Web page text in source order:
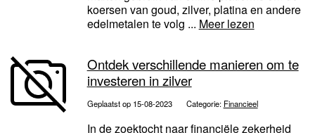
koersen van goud, zilver, platina en andere
edelmetalen te volg ... Meer lezen
Ontdek verschillende manieren om te
investeren in zilver
Geplaatst op 15-08-2023 Categorie: Financieel
In de zoektocht naar financiële zekerheid